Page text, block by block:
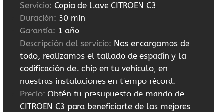
Servicio: Copia de llave CITROEN C3
Duración: 30 min
Garantía: 1 año
Descripción del servicio: Nos encargamos de
todo, realizamos el tallado de espadín y la
codificación del chip en tu vehículo, en
nuestras instalaciones en tiempo récord.
Precio: Obtén tu presupuesto de mando de
CITROEN C3 para beneficiarte de las mejores